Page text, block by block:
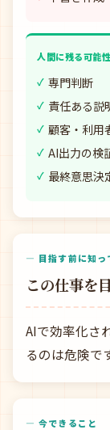
人間に残る可能
専門判断
責任ある説
顧客・利用
AI出力の検
最終意思決
— 目指す前に知っ
この仕事を
AIで効率化さ
るのは危険で
— 今できること